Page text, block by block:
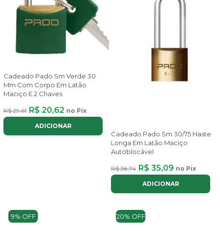
Cadeado Pado Sm Verde 30
Mm Com Corpo Em Latão
Maciço E 2 Chaves
R$ 29,61 R$ 20,62 no Pix
ADICIONAR
Cadeado Pado Sm 30/75 Haste
Longa Em Latão Maciço
Autoblocável
R$ 38,74 R$ 35,09 no Pix
ADICIONAR
9% OFF 20% OFF